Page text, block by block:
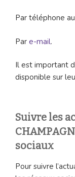
Par téléphone au
Par e-mail.
Il est important
disponible sur
Suivre les
sociaux
Pour suivre